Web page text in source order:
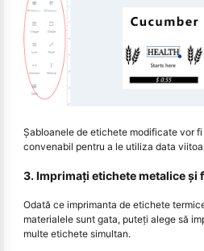
Șabloanele de etichete modificate vor
convenabil pentru a le utiliza data
3. Imprimați etichete metalice și
Odată ce imprimanta de etichete
materialele sunt gata, puteți alege să
multe etichete simultan.